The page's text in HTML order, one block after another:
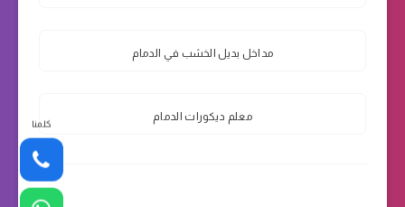
مداخل بديل الخشب في الدمام
معلم ديكورات الدمام
كلمنا